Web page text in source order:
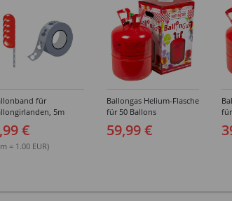
für
5m
Band aus PVC
€
= 1.00 EUR)
Ballongas Helium-Flasche
für 50 Ballons
59,99 €